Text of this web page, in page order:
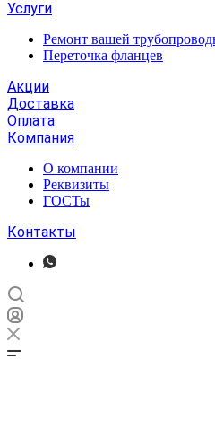
Услуги
Ремонт вашей
Переточка фланцев
Акции
Доставка
Оплата
Компания
О компании
Реквизиты
ГОСТы
Контакты